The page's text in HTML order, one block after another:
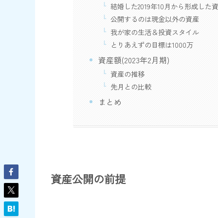
結婚した2019年10月から形成した
公開するのは現金以外の資産
我が家の生活＆投資スタイル
とりあえずの目標は1000万
資産額(2023年2月期)
資産の推移
先月との比較
まとめ
資産公開の前提